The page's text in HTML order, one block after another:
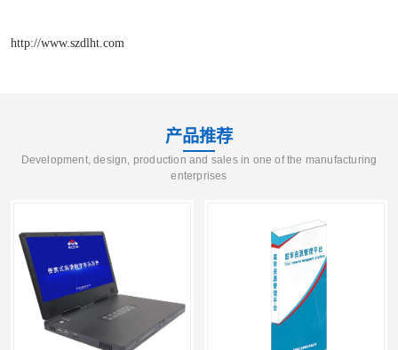
http://www.szdlht.com
产品推荐
Development, design, production and sales in one of the manufacturing
enterprises